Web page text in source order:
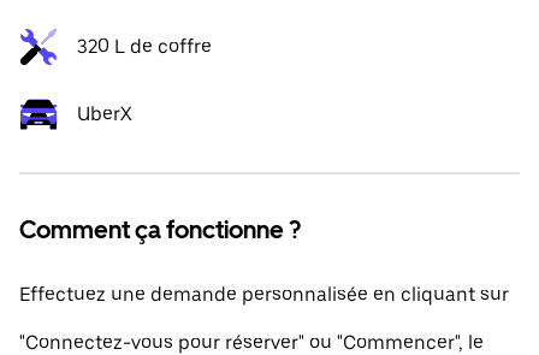
320 L de coffre
UberX
Comment ça fonctionne ?
Effectuez une demande personnalisée en cliquant sur
"Connectez-vous pour réserver" ou "Commencer", le